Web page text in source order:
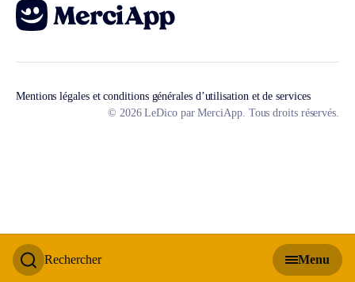
Rechercher Menu
Mentions légales et conditions générales d’utilisation et de services
© 2026 LeDico par MerciApp. Tous droits réservés.